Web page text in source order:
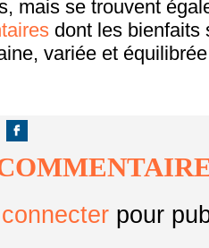
mais se trouvent
dont les bienfaits
variée et
pour